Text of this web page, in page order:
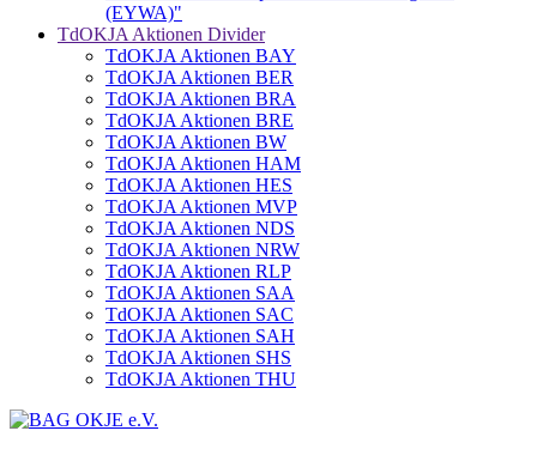
(EYWA)"
TdOKJA Aktionen Divider
TdOKJA Aktionen BAY
TdOKJA Aktionen BER
TdOKJA Aktionen BRA
TdOKJA Aktionen BRE
TdOKJA Aktionen BW
TdOKJA Aktionen HAM
TdOKJA Aktionen HES
TdOKJA Aktionen MVP
TdOKJA Aktionen NDS
TdOKJA Aktionen NRW
TdOKJA Aktionen RLP
TdOKJA Aktionen SAA
TdOKJA Aktionen SAC
TdOKJA Aktionen SAH
TdOKJA Aktionen SHS
TdOKJA Aktionen THU